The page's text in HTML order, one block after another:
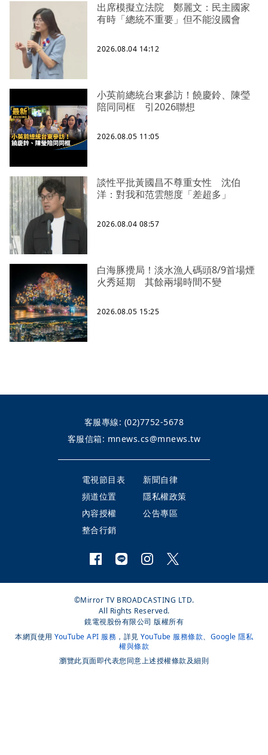
出席模擬立法院 鄭麗文：民主國家
有時「總統不重要」但不能沒國會
2026.08.04 14:12
小英前總統台東參訪！饒慶鈴、陳瑩
陪同同框 引2026聯想
2026.08.05 11:05
談性平批黃國昌不尊重女性 沈伯
洋：對我和范雲態度「差超多」
2026.08.04 08:57
白海豚攪局！淡水漁人碼頭8/9首場煙
火秀延期 其餘兩場時間不變
2026.08.05 15:25
客服專線: (02)7752-5678
客服信箱: mnews.cs@mnews.tw
電視節目表
新聞自律
頻道位置
隱私權政策
內容授權
公告專區
整合行銷
©Mirror TV BROADCASTING LTD.
All Rights Reserved.
鏡電視股份有限公司 版權所有
本網頁使用 YouTube API 服務 ，詳見 YouTube 服務條款、 Google 隱私
權與條款
瀏覽此頁面即代表您同意上述授權條款及細則